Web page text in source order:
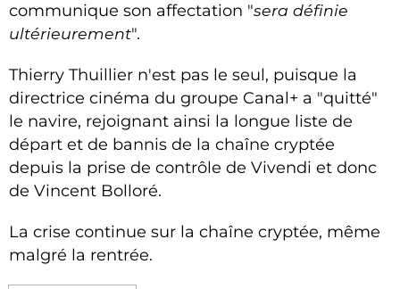
communique son affectation "sera définie
ultérieurement".
Thierry Thuillier n'est pas le seul, puisque la
directrice cinéma du groupe Canal+ a "quitté"
le navire, rejoignant ainsi la longue liste de
départ et de bannis de la chaîne cryptée
depuis la prise de contrôle de Vivendi et donc
de Vincent Bolloré.
La crise continue sur la chaîne cryptée, même
malgré la rentrée.